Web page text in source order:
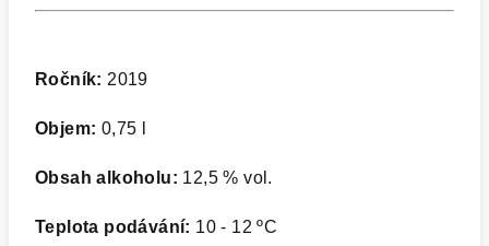
Ročník: 2019
Objem: 0,75 l
Obsah alkoholu: 12,5 % vol.
Teplota podávání: 10 - 12 ºC